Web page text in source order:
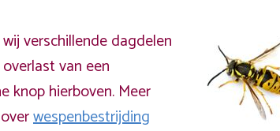
verschillende dagdelen
van een
knop hierboven. Meer
wespenbestrijding